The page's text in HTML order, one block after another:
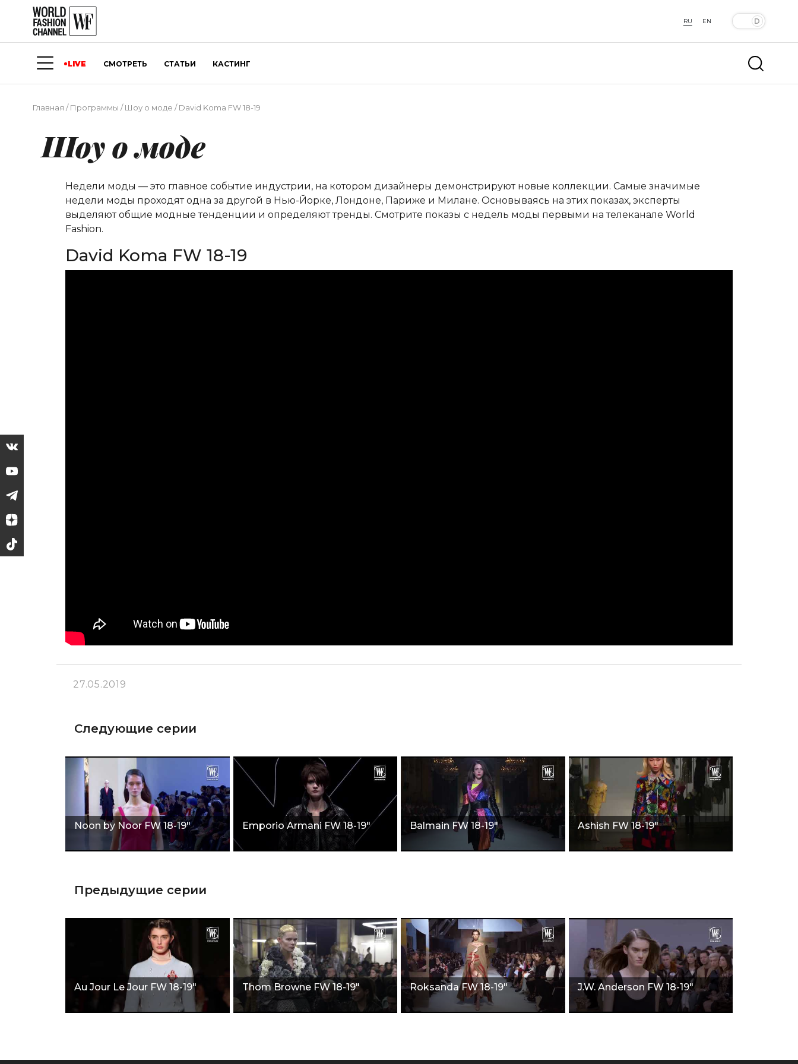
RU EN
LIVE СМОТРЕТЬ СТАТЬИ КАСТИНГ
Главная /Программы /Шоу о моде /David Koma FW 18-19
Шоу о моде
Недели моды — это главное событие индустрии, на котором дизайнеры демонстрируют новые коллекции. Самые значимые
недели моды проходят одна за другой в Нью-Йорке, Лондоне, Париже и Милане. Основываясь на этих показах, эксперты
выделяют общие модные тенденции и определяют тренды. Смотрите показы с недель моды первыми на телеканале World
Fashion.
David Koma FW 18-19
27.05.2019
Следующие серии
Noon by Noor FW 18-19" Emporio Armani FW 18-19" Balmain FW 18-19" Ashish FW 18-19"
Предыдущие серии
Au Jour Le Jour FW 18-19" Thom Browne FW 18-19" Roksanda FW 18-19" J.W. Anderson FW 18-19"